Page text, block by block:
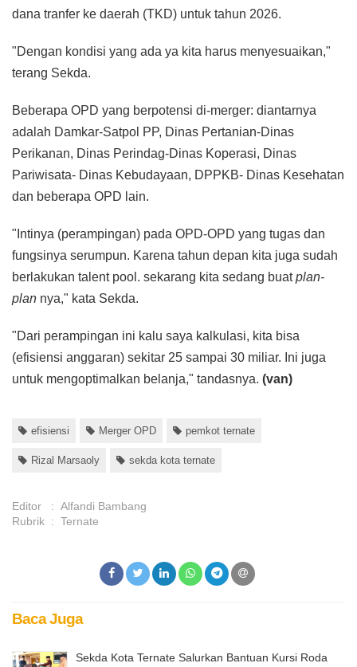
dana tranfer ke daerah (TKD) untuk tahun 2026.
"Dengan kondisi yang ada ya kita harus menyesuaikan,"
terang Sekda.
Beberapa OPD yang berpotensi di-merger: diantarnya
adalah Damkar-Satpol PP, Dinas Pertanian-Dinas
Perikanan, Dinas Perindag-Dinas Koperasi, Dinas
Pariwisata- Dinas Kebudayaan, DPPKB- Dinas Kesehatan
dan beberapa OPD lain.
"Intinya (perampingan) pada OPD-OPD yang tugas dan
fungsinya serumpun. Karena tahun depan kita juga sudah
berlakukan talent pool. sekarang kita sedang buatplan-
plan nya," kata Sekda.
"Dari perampingan ini kalu saya kalkulasi, kita bisa
(efisiensi anggaran) sekitar 25 sampai 30 miliar. Ini juga
untuk mengoptimalkan belanja," tandasnya. (van)
efisiensi Merger OPD pemkot ternate
Rizal Marsaoly sekda kota ternate
Editor : Alfandi Bambang
Rubrik : Ternate
Baca Juga
Sekda Kota Ternate Salurkan Bantuan Kursi Roda